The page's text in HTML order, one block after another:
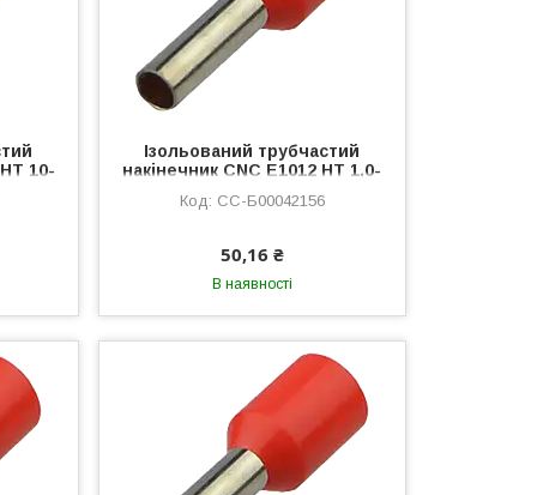
10-
Ізольований трубчастий
накінечник CNC E1012 HT 1,0-
(Б00042156) втулковий,
CC-Б00042156
50,16 ₴
В наявності